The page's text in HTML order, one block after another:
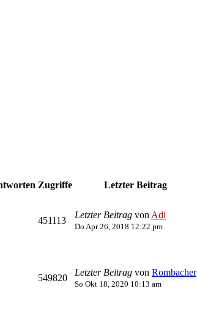
Zugriffe
Letzter Beitrag
451113
Letzter Beitrag von Adi
Do Apr 26, 2018 12:22 pm
549820
Letzter Beitrag von Rombacher
So Okt 18, 2020 10:13 am